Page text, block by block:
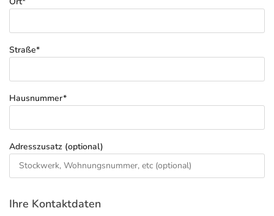
Straße*
Hausnummer*
Adresszusatz (optional)
Ihre Kontaktdaten